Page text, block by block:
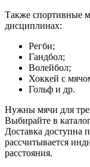
Также спортивные
дисциплинах:
Регби;
Гандбол;
Волейбол;
Хоккей с
Гольф и др.
Нужны мячи для
Выбирайте в
Доставка доступна
рассчитывается
расстояния.